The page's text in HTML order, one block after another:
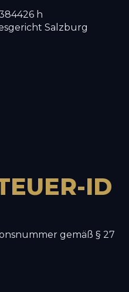
h
Salzburg
ID
gemäß § 27